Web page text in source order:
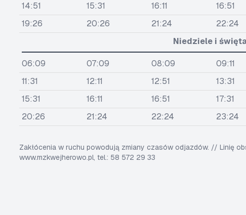
14:51
15:31 16:11 16:51
19:26
20:26 21:24 22:24
Niedziele i
06:09 07:09 08:09 09:11
11:31
12:11 12:51 13:31
15:31
16:11 16:51 17:31
20:26
21:24 22:24 23:24
Zakłócenia w ruchu powodują zmiany czasów odjazdów. // Linię
www.mzkwejherowo.pl, tel.: 58 572 29 33